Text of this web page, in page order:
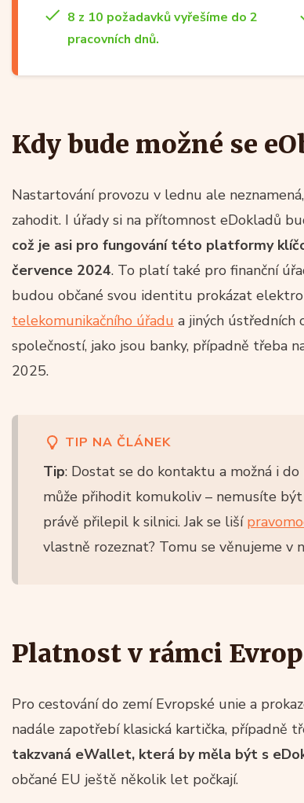
8 z 10 požadavků vyřešíme do 2
pracovních dnů.
Kdy bude možné se
Nastartování provozu v lednu ale
zahodit. I úřady si na přítomnost eDokladů
což je asi pro fungování této platformy
července 2024. To platí také pro finanční
budou občané svou identitu prokázat
telekomunikačního úřadu a jiných ústředních
společností, jako jsou banky, případně třeba
2025.
TIP NA ČLÁNEK
Tip: Dostat se do kontaktu a možná i
může přihodit komukoliv – nemusíte
právě přilepil k silnici. Jak se liší
vlastně rozeznat? Tomu se věnujeme v
Platnost v rámci
Pro cestování do zemí Evropské unie a
nadále zapotřebí klasická kartička, případně
takzvaná eWallet, která by měla být s
občané EU ještě několik let počkají.